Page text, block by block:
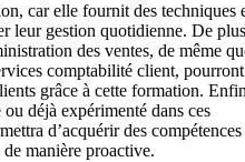
car elle fournit des techniques
leur gestion quotidienne. De
des ventes, de même
comptabilité client, pourront
grâce à cette formation.
déjà expérimenté dans ces
d’acquérir des compétences
manière proactive.